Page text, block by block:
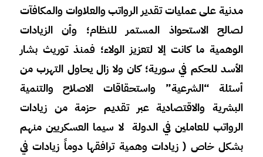
مدنية على عمليات تقدير الرواتب والعلاوات والمكافآت
لصالح الاستحواذ المستمر للنظام؛ وأن الزيادات
الوهمية ما كانت إلا لتعزيز الولاء؛ فمنذ توريث بشار
الأسد للحكم في سورية؛ كان ولا زال يحاول التهرب من
أسئلة “الشرعية” واستحقاقات الاصلاح والتنمية
البشرية والاقتصادية عبر تقديم حزمة من زيادات
الرواتب للعاملين في الدولة لا سيما العسكريين منهم
بشكل خاص ( زيادات وهمية ترافقها دوماً زيادات في